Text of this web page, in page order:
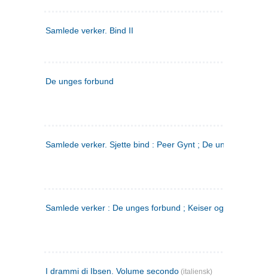
Samlede verker. Bind II
De unges forbund
Samlede verker. Sjette bind : Peer Gynt ; De unges
Samlede verker : De unges forbund ; Keiser og Galilæer. 3
I drammi di Ibsen. Volume secondo (italiensk)